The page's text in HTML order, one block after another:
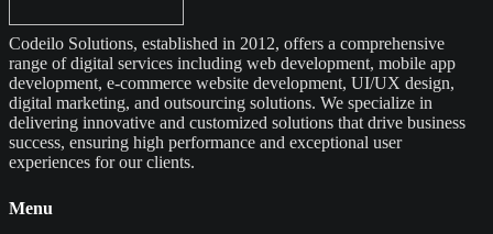
Codeilo Solutions, established in 2012, offers a comprehensive
range of digital services including web development, mobile app
development, e-commerce website development, UI/UX design,
digital marketing, and outsourcing solutions. We specialize in
delivering innovative and customized solutions that drive business
success, ensuring high performance and exceptional user
experiences for our clients.
Menu